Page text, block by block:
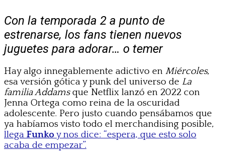
Con la temporada 2 a punto de
estrenarse, los fans tienen nuevos
juguetes para adorar… o temer
Hay algo innegablemente adictivo en Miércoles,
esa versión gótica y punk del universo de La
familia Addamsque Netflix lanzó en 2022 con
Jenna Ortega como reina de la oscuridad
adolescente. Pero justo cuando pensábamos que
ya habíamos visto todo el merchandising posible,
llega Funkoy nos dice: “espera, que esto solo
acaba de empezar”.